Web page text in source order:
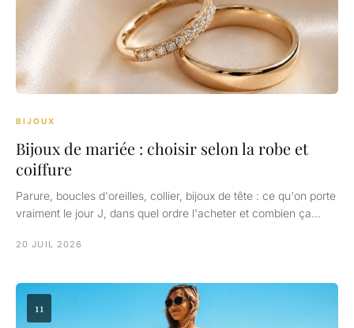
BIJOUX
Bijoux de mariée : choisir selon la robe et
coiffure
Parure, boucles d'oreilles, collier, bijoux de tête : ce qu'on porte
vraiment le jour J, dans quel ordre l'acheter et combien ça…
20 JUIL 2026
11